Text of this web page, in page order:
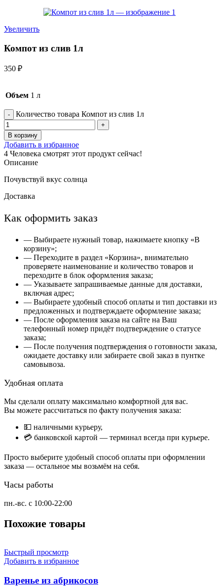
Увеличить
Компот из слив 1л
350 ₽
Объем 1 л
Количество товара Компот из слив 1л
В корзину
Добавить в избранное
4 Человека смотрят этот продукт сейчас!
Описание
Почувствуй вкус солнца
Доставка
Как оформить заказ
— Выбираете нужный товар, нажимаете кнопку «В
корзину»;
— Переходите в раздел «Корзина», внимательно
проверяете наименование и количество товаров и
переходите в блок оформления заказа;
— Указываете запрашиваемые данные для доставки,
включая адрес;
— Выбираете удобный способ оплаты и тип доставки из
предложенных и подтверждаете оформление заказа;
— После оформления заказа на сайте на Ваш
телефонный номер придёт подтверждение о статусе
заказа;
— После получения подтверждения о готовности заказа,
ожидаете доставку или забираете свой заказ в пунтке
самовывоза.
Удобная оплата
Мы сделали оплату максимально комфортной для вас.
Вы можете рассчитаться по факту получения заказа:
💵 наличными курьеру,
💳 банковской картой — терминал всегда при курьере.
Просто выберите удобный способ оплаты при оформлении
заказа — остальное мы возьмём на себя.
Часы работы
пн.-вс. с 10:00-22:00
Похожие товары
Быстрый просмотр
Добавить в избранное
Варенье из абрикосов